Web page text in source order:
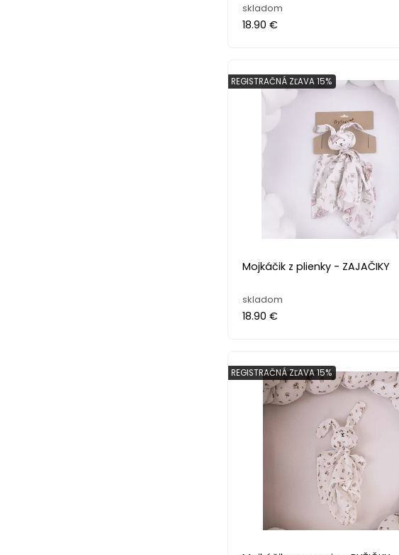
skladom
18.90 €
Mojkáčik z plienky - ZAJAČIKY
REGISTRAČNÁ ZĽAVA 15%
skladom
18.90 €
REGISTRAČNÁ ZĽAVA 15%